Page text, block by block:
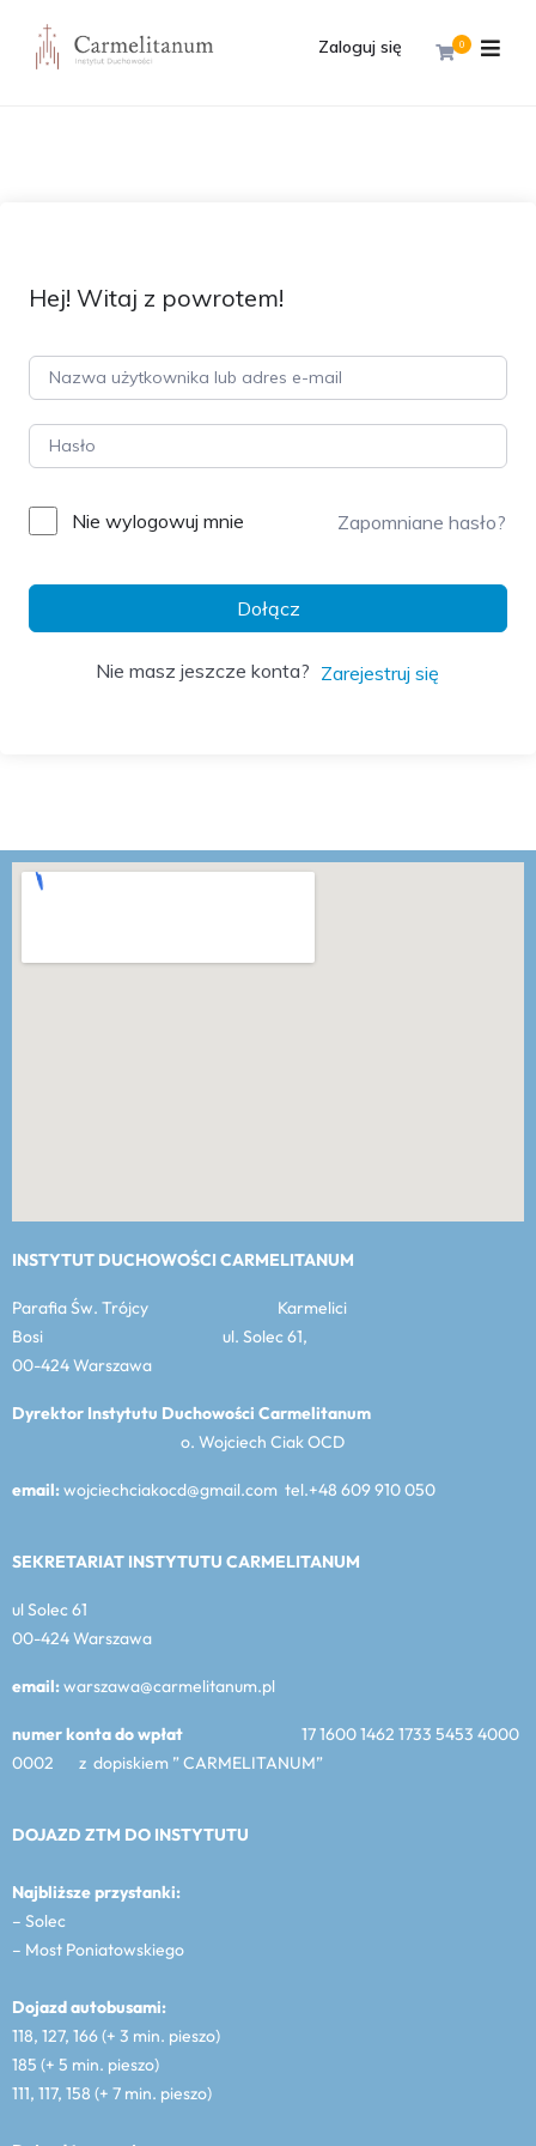
0
Zaloguj się
Hej! Witaj z powrotem!
Nie wylogowuj mnie Zapomniane hasło?
Dołącz
Nie masz jeszcze konta? Zarejestruj się
INSTYTUT DUCHOWOŚCI CARMELITANUM
Parafia Św. Trójcy Karmelici
Bosi ul. Solec 61,
00-424 Warszawa
Dyrektor Instytutu Duchowości Carmelitanum
o. Wojciech Ciak OCD
email:wojciechciakocd@gmail.com tel.+48 609 910 050
SEKRETARIAT INSTYTUTU CARMELITANUM
ul Solec 61
00-424 Warszawa
email:warszawa@carmelitanum.pl
numer konta do wpłat 17 1600 1462 1733 5453 4000
0002 z dopiskiem ” CARMELITANUM”
DOJAZD ZTM DO INSTYTUTU
Najbliższe przystanki:
– Solec
– Most Poniatowskiego
Dojazd autobusami:
118, 127, 166 (+ 3 min. pieszo)
185 (+ 5 min. pieszo)
111, 117, 158 (+ 7 min. pieszo)